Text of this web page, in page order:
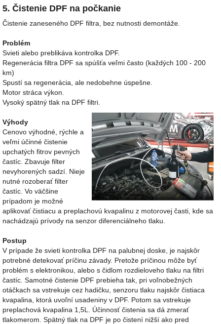
5. Čistenie DPF na počkanie
Čistenie zaneseného DPF filtra, bez nutnosti demontáže.
Problém
Svieti alebo preblikáva kontrolka DPF.
Regenerácia filtra DPF sa spúšťa veľmi často (každých 100 - 200
km)
Spustí sa regenerácia, ale nedobehne úspešne.
Motor stráca výkon.
Vysoký spätný tlak na DPF filtri.
Výhody
Cenovo výhodné, rýchle a
veľmi účinné čistenie
upchatých fitrov pevných
častíc. Zbavuje filter
nevyhorených sadzí. Nieje
nutné rozoberať filter
častíc. Vo väčšine
prípadom je možné
aplikovať čistiacu a preplachovú kvapalinu z motorovej časti, kde sa
nachádzajú prívody na senzor diferenciálneho tlaku.
Postup
V prípade že svieti kontrolka DPF na palubnej doske, je najskôr
potrebné detekovať príčinu závady. Pretože príčinou môže byť
problém s elektronikou, alebo s čidlom rozdieloveho tlaku na filtri
častíc. Samotné čistenie DPF prebieha tak, pri voľnobežných
otáčkach sa vstrekuje cez hadičku, senzoru tlaku najskôr čistiaca
kvapalina, ktorá uvoľní usadeniny v DPF. Potom sa vstrekuje
preplachová kvapalina 1,5L. Účinnosť čistenia sa dá zmerať
tlakomerom. Spätný tlak na DPF je po čistení nižší ako pred